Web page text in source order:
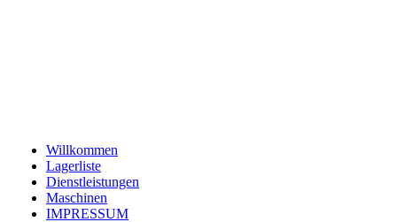
Willkommen
Lagerliste
Dienstleistungen
Maschinen
IMPRESSUM